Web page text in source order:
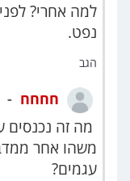
למה אחרי?
נפט.
הגב
חחחח
מה זה
משהו אחר
עגמים?